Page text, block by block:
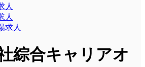
人
人
求人
綜合キャリアオ